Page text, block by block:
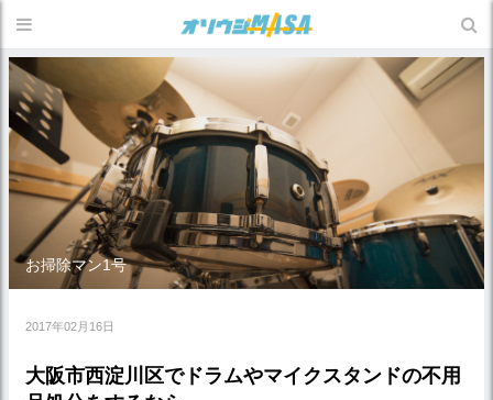
お掃除マン1号
2017年02月16日
大阪市西淀川区でドラムやマイクスタンドの不用